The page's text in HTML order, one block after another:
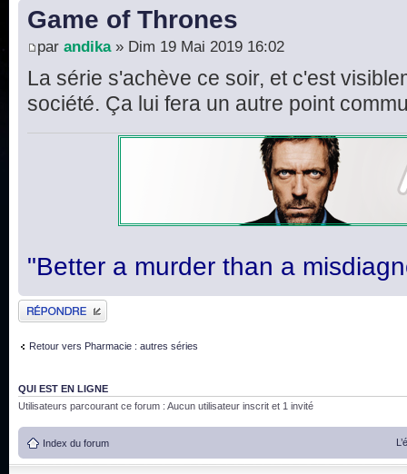
Game of Thrones
par andika» Dim 19 Mai 2019 16:02
La série s'achève ce soir, et c'est
société. Ça lui fera un autre point
"Better a murder than a
Publier une réponse
Retour vers Pharmacie : autres séries
QUI EST EN LIGNE
Utilisateurs parcourant ce forum : Aucun utilisateur inscrit et 1 invité
Index du forum